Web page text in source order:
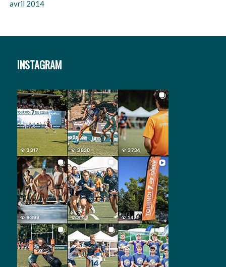
avril 2014
INSTAGRAM